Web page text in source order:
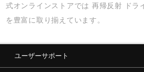
式オンラインストアでは 再帰反射 ドラ
を豊富に取り揃えています。
ユーザーサポート